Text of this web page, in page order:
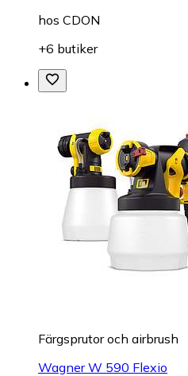
hos CDON
+6 butiker
Färgsprutor och airbrush
Wagner W 590 Flexio